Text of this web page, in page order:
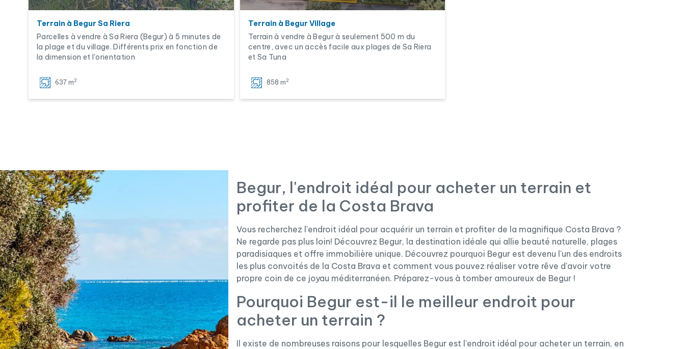
Terrain à Begur Sa Riera
Parcelles à vendre à Sa Riera (Begur) à 5 minutes de
la plage et du village. Différents prix en fonction de
la dimension et l'orientation
637 m2
Terrain à Begur Village
Terrain à vendre à Begur à seulement 500 m du
centre, avec un accès facile aux plages de Sa Riera
et Sa Tuna
858 m2
Begur, l'endroit idéal pour acheter un terrain et
profiter de la Costa Brava
Vous recherchez l'endroit idéal pour acquérir un terrain et profiter de la magnifique Costa Brava ?
Ne regarde pas plus loin! Découvrez Begur, la destination idéale qui allie beauté naturelle, plages
paradisiaques et offre immobilière unique. Découvrez pourquoi Begur est devenu l'un des endroits
les plus convoités de la Costa Brava et comment vous pouvez réaliser votre rêve d'avoir votre
propre coin de ce joyau méditerranéen. Préparez-vous à tomber amoureux de Begur !
Pourquoi Begur est-il le meilleur endroit pour
acheter un terrain ?
Il existe de nombreuses raisons pour lesquelles Begur est l'endroit idéal pour acheter un terrain, en